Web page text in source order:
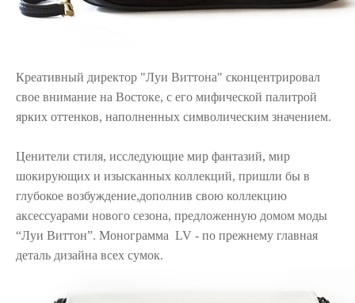
Креативный директор "Луи Виттона" сконцентрировал
свое внимание на Востоке, с его мифической палитрой
ярких оттенков, наполненных символическим значением.
Ценители стиля, исследующие мир фантазий, мир
шокирующих и изысканных коллекций, пришли бы в
глубокое возбуждение,дополнив свою коллекцию
аксессуарами нового сезона, предложенную домом моды
“Луи Виттон”. Монограмма LV - по прежнему главная
деталь дизайна всех сумок.